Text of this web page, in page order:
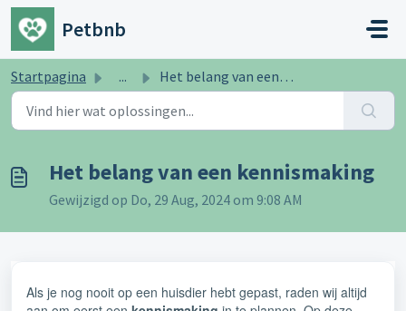
Doorgaan naar hoofdinhoud
Petbnb
Startpagina ... Het belang van een kennismaking
Het belang van een kennismaking
Gewijzigd op Do, 29 Aug, 2024 om 9:08 AM
Als je nog nooit op een huisdier hebt gepast, raden wij altijd